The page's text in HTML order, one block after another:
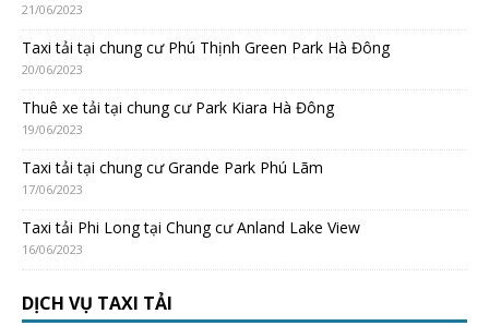
21/06/2023
Taxi tải tại chung cư Phú Thịnh Green Park Hà Đông
20/06/2023
Thuê xe tải tại chung cư Park Kiara Hà Đông
19/06/2023
Taxi tải tại chung cư Grande Park Phú Lãm
17/06/2023
Taxi tải Phi Long tại Chung cư Anland Lake View
16/06/2023
DỊCH VỤ TAXI TẢI